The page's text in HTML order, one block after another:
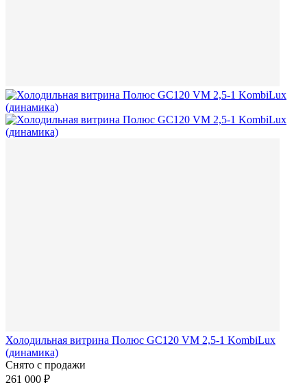
Холодильная витрина Полюс GC120 VM 2,5-1 KombiLux
(динамика)
Снято с продажи
261 000 ₽